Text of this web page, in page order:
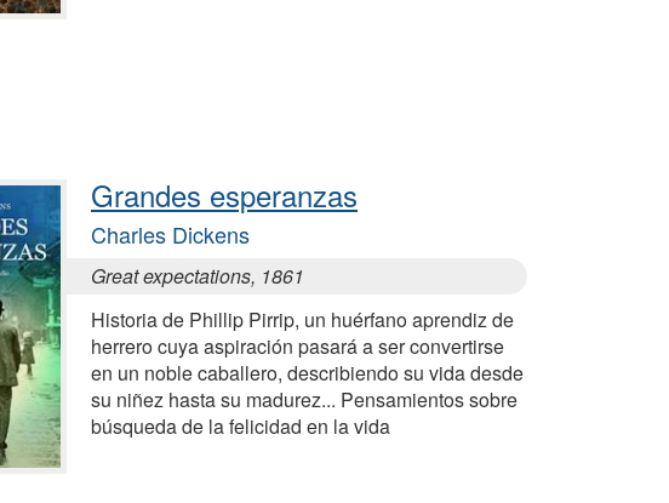
Grandes esperanzas
Charles Dickens
Great expectations, 1861
Historia de Phillip Pirrip, un huérfano aprendiz de
herrero cuya aspiración pasará a ser convertirse
en un noble caballero, describiendo su vida desde
su niñez hasta su madurez... Pensamientos sobre
búsqueda de la felicidad en la vida